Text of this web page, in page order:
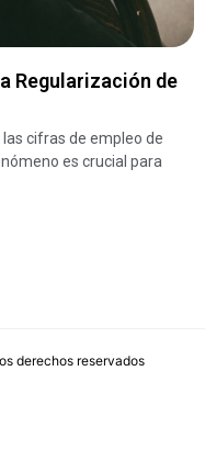
Regularización de
cifras de empleo de
es crucial para
derechos reservados